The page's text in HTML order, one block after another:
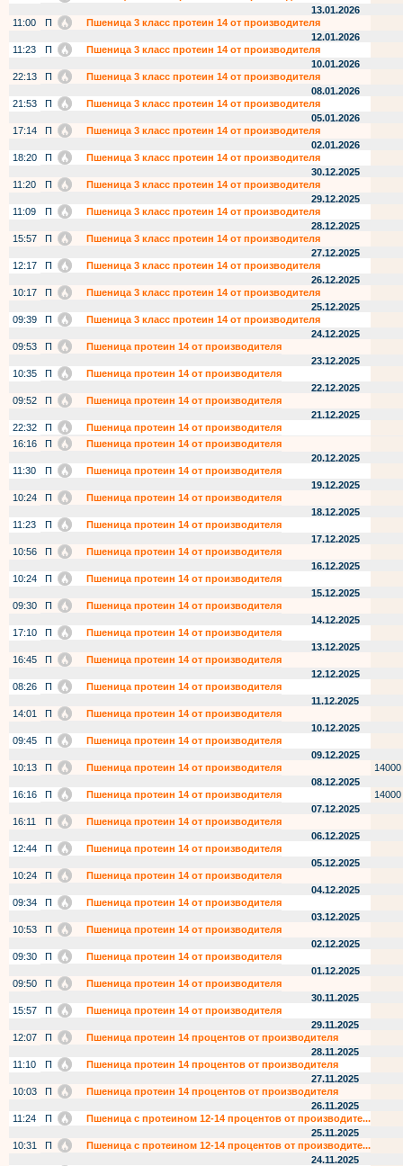
13.01.2026
11:00
П
Пшеница 3 класс протеин 14 от производителя
12.01.2026
11:23
П
Пшеница 3 класс протеин 14 от производителя
10.01.2026
22:13
П
Пшеница 3 класс протеин 14 от производителя
08.01.2026
21:53
П
Пшеница 3 класс протеин 14 от производителя
05.01.2026
17:14
П
Пшеница 3 класс протеин 14 от производителя
02.01.2026
18:20
П
Пшеница 3 класс протеин 14 от производителя
30.12.2025
11:20
П
Пшеница 3 класс протеин 14 от производителя
29.12.2025
11:09
П
Пшеница 3 класс протеин 14 от производителя
28.12.2025
15:57
П
Пшеница 3 класс протеин 14 от производителя
27.12.2025
12:17
П
Пшеница 3 класс протеин 14 от производителя
26.12.2025
10:17
П
Пшеница 3 класс протеин 14 от производителя
25.12.2025
09:39
П
Пшеница 3 класс протеин 14 от производителя
24.12.2025
09:53
П
Пшеница протеин 14 от производителя
23.12.2025
10:35
П
Пшеница протеин 14 от производителя
22.12.2025
09:52
П
Пшеница протеин 14 от производителя
21.12.2025
22:32
П
Пшеница протеин 14 от производителя
16:16
П
Пшеница протеин 14 от производителя
20.12.2025
11:30
П
Пшеница протеин 14 от производителя
19.12.2025
10:24
П
Пшеница протеин 14 от производителя
18.12.2025
11:23
П
Пшеница протеин 14 от производителя
17.12.2025
10:56
П
Пшеница протеин 14 от производителя
16.12.2025
10:24
П
Пшеница протеин 14 от производителя
15.12.2025
09:30
П
Пшеница протеин 14 от производителя
14.12.2025
17:10
П
Пшеница протеин 14 от производителя
13.12.2025
16:45
П
Пшеница протеин 14 от производителя
12.12.2025
08:26
П
Пшеница протеин 14 от производителя
11.12.2025
14:01
П
Пшеница протеин 14 от производителя
10.12.2025
09:45
П
Пшеница протеин 14 от производителя
09.12.2025
10:13
П Пшеница протеин 14 от производителя
14000
08.12.2025
16:16
П Пшеница протеин 14 от производителя
14000
07.12.2025
16:11
П
Пшеница протеин 14 от производителя
06.12.2025
12:44
П
Пшеница протеин 14 от производителя
05.12.2025
10:24
П
Пшеница протеин 14 от производителя
04.12.2025
09:34
П
Пшеница протеин 14 от производителя
03.12.2025
10:53
П
Пшеница протеин 14 от производителя
02.12.2025
09:30
П
Пшеница протеин 14 от производителя
01.12.2025
09:50
П
Пшеница протеин 14 от производителя
30.11.2025
15:57
П
Пшеница протеин 14 от производителя
29.11.2025
12:07
П
Пшеница протеин 14 процентов от производителя
28.11.2025
11:10
П
Пшеница протеин 14 процентов от производителя
27.11.2025
10:03
П
Пшеница протеин 14 процентов от производителя
26.11.2025
11:24
П
Пшеница с протеином 12-14 процентов от производите...
25.11.2025
10:31
П
Пшеница с протеином 12-14 процентов от производите...
24.11.2025